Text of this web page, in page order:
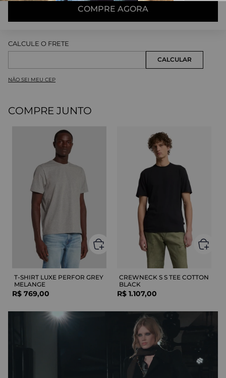
COMPRE AGORA
NÃO SEI MEU CEP
COMPRE JUNTO
T-SHIRT LUXE PERFOR GREY
MELANGE
R$ 769,00
CREWNECK S S TEE COTTON
BLACK
R$ 1.107,00